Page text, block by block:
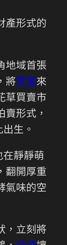
產形式的
地域首張
將聚會來
草買賣市
賣形式，
生。
在靜靜萌
翻開厚重
氣味的空
，立刻將